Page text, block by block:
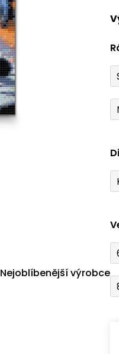
Nejoblíbenější výrobce